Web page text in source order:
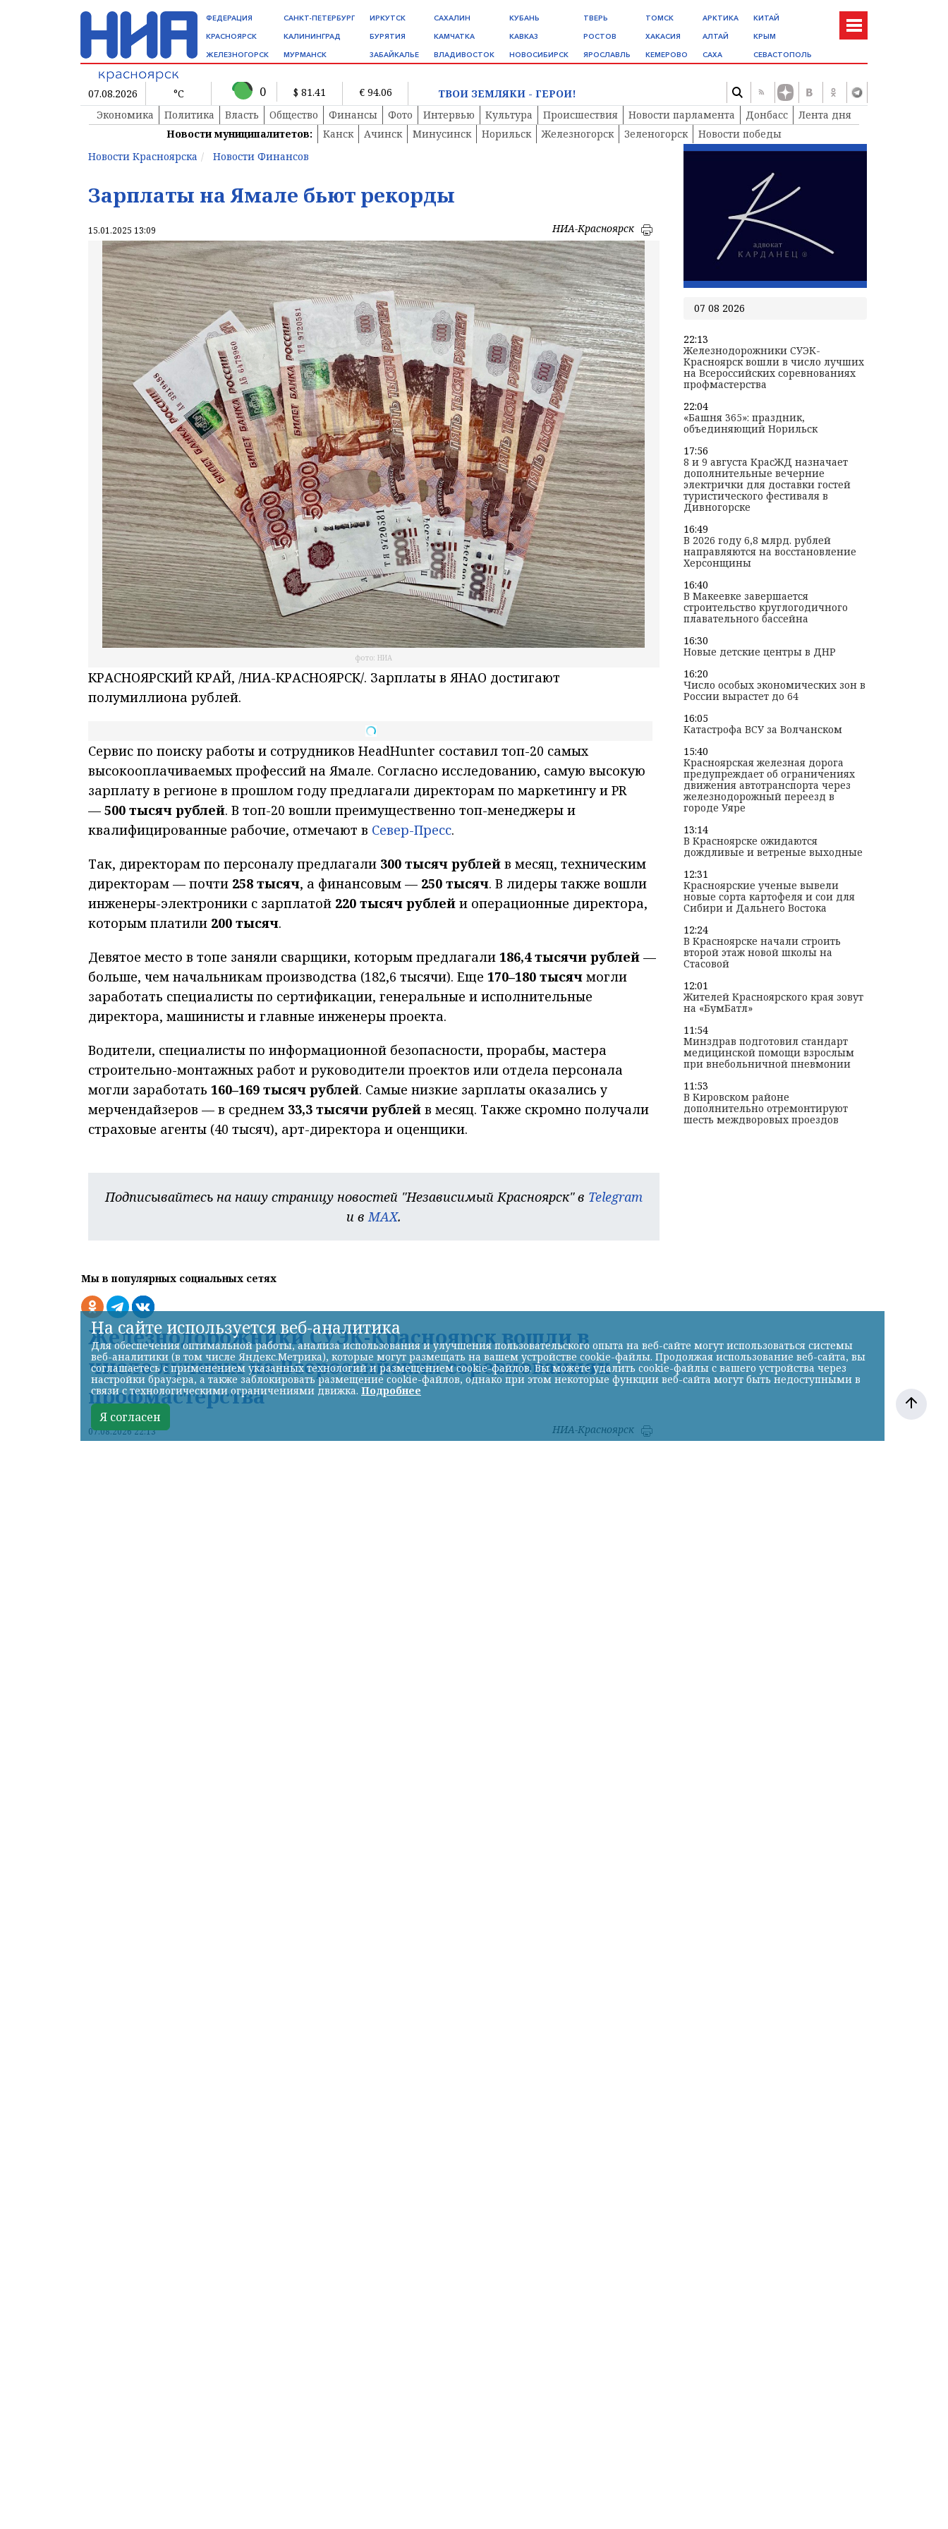
ФЕДЕРАЦИЯ
КРАСНОЯРСК
ЖЕЛЕЗНОГОРСК
САНКТ-ПЕТЕРБУРГ
КАЛИНИНГРАД
МУРМАНСК
ИРКУТСК
БУРЯТИЯ
ЗАБАЙКАЛЬЕ
САХАЛИН
КАМЧАТКА
ВЛАДИВОСТОК
КУБАНЬ
КАВКАЗ
НОВОСИБИРСК
ТВЕРЬ
РОСТОВ
ЯРОСЛАВЛЬ
ТОМСК
ХАКАСИЯ
КЕМЕРОВО
АРКТИКА
АЛТАЙ
САХА
КИТАЙ
КРЫМ
СЕВАСТОПОЛЬ
07.08.2026 °C 0 $ 81.41 € 94.06
ТВОИ ЗЕМЛЯКИ - ГЕРОИ!
Экономика
Политика Власть Общество Финансы Фото Интервью Культура Происшествия Новости парламента Донбасс
Лента дня
Новости муниципалитетов:
Канск Ачинск Минусинск Норильск Железногорск Зеленогорск
Новости победы
Новости Красноярска
Новости Финансов
Зарплаты на Ямале бьют рекорды
15.01.2025 13:09 НИА-Красноярск
фото: НИА
КРАСНОЯРСКИЙ КРАЙ, /НИА-КРАСНОЯРСК/. Зарплаты в ЯНАО достигают
полумиллиона рублей.
Сервис по поиску работы и сотрудников HeadHunter составил топ-20 самых
высокооплачиваемых профессий на Ямале. Согласно исследованию, самую высокую
зарплату в регионе в прошлом году предлагали директорам по маркетингу и PR
— 500 тысяч рублей. В топ-20 вошли преимущественно топ-менеджеры и
квалифицированные рабочие, отмечают в Север-Пресс.
Так, директорам по персоналу предлагали 300 тысяч рублей в месяц, техническим
директорам — почти 258 тысяч, а финансовым — 250 тысяч. В лидеры также вошли
инженеры-электроники с зарплатой 220 тысяч рублей и операционные директора,
которым платили 200 тысяч.
Девятое место в топе заняли сварщики, которым предлагали 186,4 тысячи рублей —
больше, чем начальникам производства (182,6 тысячи). Еще 170–180 тысяч могли
заработать специалисты по сертификации, генеральные и исполнительные
директора, машинисты и главные инженеры проекта.
Водители, специалисты по информационной безопасности, прорабы, мастера
строительно-монтажных работ и руководители проектов или отдела персонала
могли заработать 160–169 тысяч рублей. Самые низкие зарплаты оказались у
мерчендайзеров — в среднем 33,3 тысячи рублей в месяц. Также скромно получали
страховые агенты (40 тысяч), арт-директора и оценщики.
Подписывайтесь на нашу страницу новостей "Независимый Красноярск" в Telegram
и вMAX.
Мы в популярных социальных сетях
Железнодорожники СУЭК-Красноярск вошли в
число лучших на Всероссийских соревнованиях
профмастерства
07.08.2026 22:13 НИА-Красноярск
07 08 2026
22:13
Железнодорожники СУЭК-
Красноярск вошли в число лучших
на Всероссийских соревнованиях
профмастерства
22:04
«Башня 365»: праздник,
объединяющий Норильск
17:56
8 и 9 августа КрасЖД назначает
дополнительные вечерние
электрички для доставки гостей
туристического фестиваля в
Дивногорске
16:49
В 2026 году 6,8 млрд. рублей
направляются на восстановление
Херсонщины
16:40
В Макеевке завершается
строительство круглогодичного
плавательного бассейна
16:30
Новые детские центры в ДНР
16:20
Число особых экономических зон в
России вырастет до 64
16:05
Катастрофа ВСУ за Волчанском
15:40
Красноярская железная дорога
предупреждает об ограничениях
движения автотранспорта через
железнодорожный переезд в
городе Уяре
13:14
В Красноярске ожидаются
дождливые и ветреные выходные
12:31
Красноярские ученые вывели
новые сорта картофеля и сои для
Сибири и Дальнего Востока
12:24
В Красноярске начали строить
второй этаж новой школы на
Стасовой
12:01
Жителей Красноярского края зовут
на «БумБатл»
11:54
Минздрав подготовил стандарт
медицинской помощи взрослым
при внебольничной пневмонии
11:53
В Кировском районе
дополнительно отремонтируют
шесть междворовых проездов
На сайте используется веб-аналитика
Для обеспечения оптимальной работы, анализа использования и улучшения пользовательского опыта на веб-сайте могут использоваться системы
веб-аналитики (в том числе Яндекс.Метрика), которые могут размещать на вашем устройстве cookie-файлы. Продолжая использование веб-сайта, вы
соглашаетесь с применением указанных технологий и размещением cookie-файлов. Вы можете удалить cookie-файлы с вашего устройства через
настройки браузера, а также заблокировать размещение cookie-файлов, однако при этом некоторые функции веб-сайта могут быть недоступными в
связи с технологическими ограничениями движка. Подробнее
Я согласен